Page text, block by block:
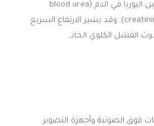
من قبل الكُلى، مثل نيتروجين اليوريا في الدم (blood urea
nitrogen) والكرياتينين (creatinine). وقد يشير الارتفاع السريع
الفشل الكلوي الحاد.
فوق الصوتية وأجهزة التصوير